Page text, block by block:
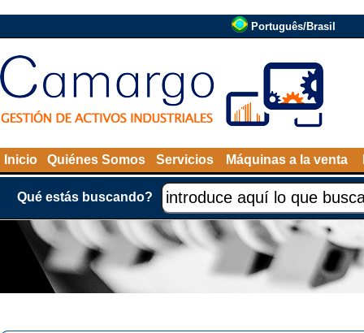
Português/Brasil
Inicio Quiénes Somos Servicios Máquinas a la venta
Qué estás buscando?